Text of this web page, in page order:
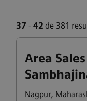
37 - 42 de 381
Area
Nagpur,